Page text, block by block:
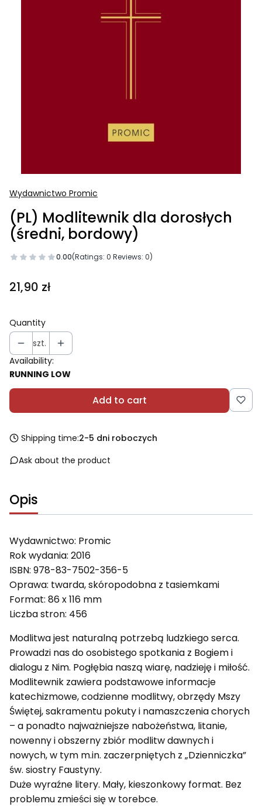
Wydawnictwo Promic
(PL) Modlitewnik dla dorosłych
(średni, bordowy)
0.00(Ratings: 0 Reviews: 0)
Price
21,90 zł
Quantity
szt.
Availability:
RUNNING LOW
Add to cart
Shipping time:2-5 dni roboczych
Ask about the product
Opis
Wydawnictwo: Promic
Rok wydania: 2016
ISBN: 978-83-7502-356-5
Oprawa: twarda, skóropodobna z tasiemkami
Format: 86 x 116 mm
Liczba stron: 456
Modlitwa jest naturalną potrzebą ludzkiego serca.
Prowadzi nas do osobistego spotkania z Bogiem i
dialogu z Nim. Pogłębia naszą wiarę, nadzieję i miłość.
Modlitewnik zawiera podstawowe informacje
katechizmowe, codzienne modlitwy, obrzędy Mszy
Świętej, sakramentu pokuty i namaszczenia chorych
– a ponadto najważniejsze nabożeństwa, litanie,
nowenny i obszerny zbiór modlitw dawnych i
nowych, w tym m.in. zaczerpniętych z „Dzienniczka”
św. siostry Faustyny.
Duże wyraźne litery. Mały, kieszonkowy format. Bez
problemu zmieści się w torebce.